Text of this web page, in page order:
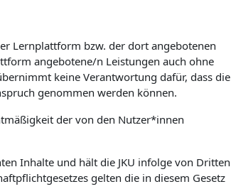
Lernplattform bzw. der dort angebotenen
angebotene/n Leistungen auch ohne
keine Verantwortung dafür, dass die
genommen werden können.
der von den Nutzer*innen
Inhalte und hält die JKU infolge von Dritten
gelten die in diesem Gesetz